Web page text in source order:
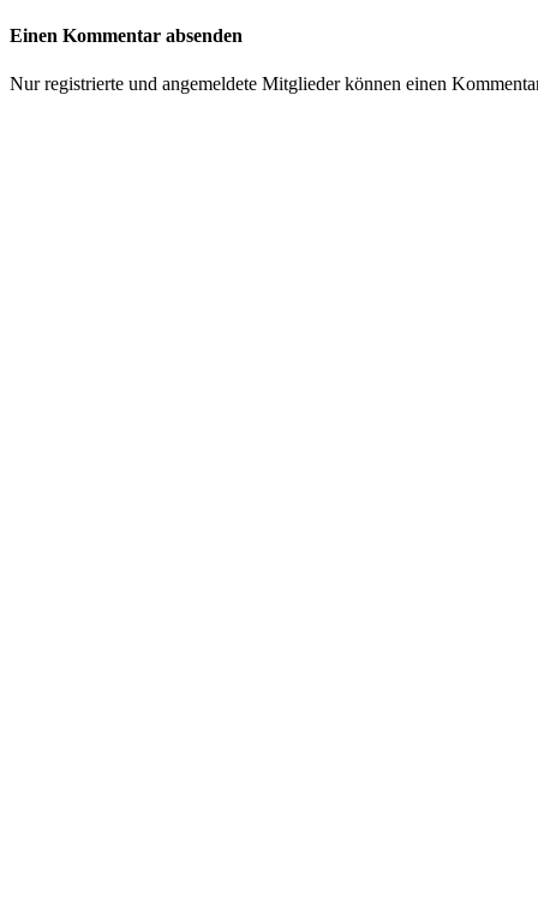
Einen Kommentar absenden
Nur registrierte und angemeldete Mitglieder können einen